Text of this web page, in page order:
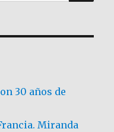
30 años de
Miranda